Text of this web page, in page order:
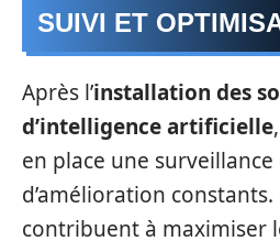
SUIVI ET
Après l’installation des
d’intelligence artificielle
en place une
d’amélioration constants.
contribuent à maximiser